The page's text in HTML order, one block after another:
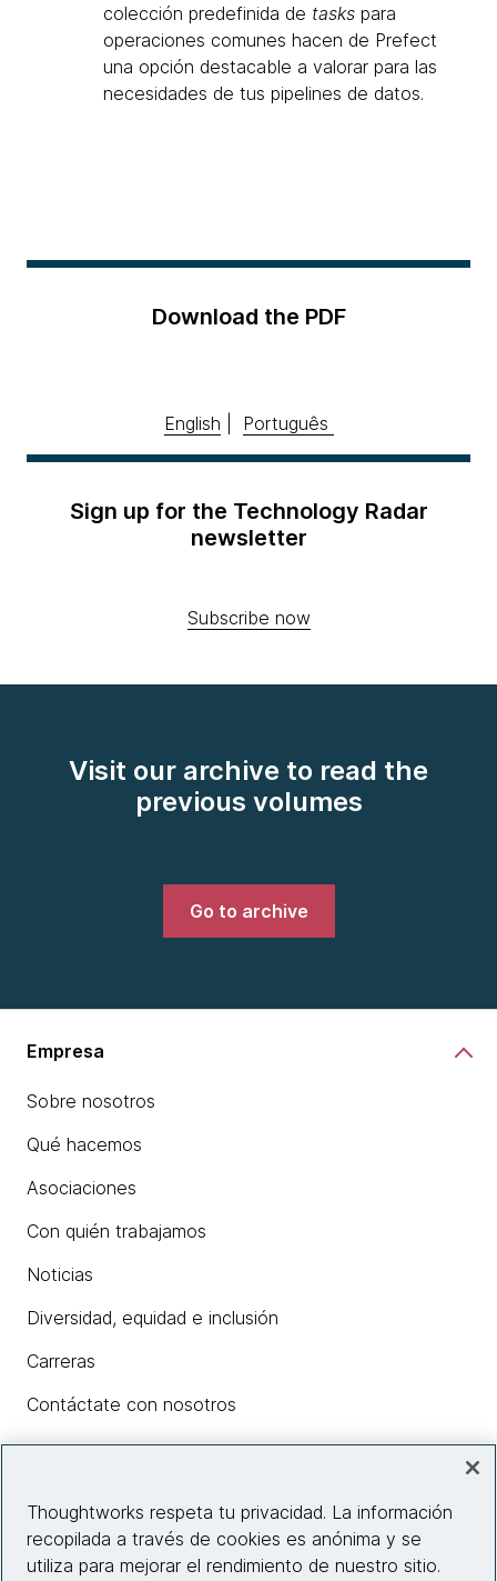
colección predefinida de tasks para
operaciones comunes hacen de Prefect
una opción destacable a valorar para las
necesidades de tus pipelines de datos.
Download the PDF
English Português
Sign up for the Technology Radar
newsletter
Subscribe now
Visit our archive to read the
previous volumes
Go to archive
Empresa
Sobre nosotros
Qué hacemos
Asociaciones
Con quién trabajamos
Noticias
Diversidad, equidad e inclusión
Carreras
Contáctate con nosotros
Información del sitio web
Thoughtworks respeta tu privacidad. La información
recopilada a través de cookies es anónima y se
utiliza para mejorar el rendimiento de nuestro sitio.